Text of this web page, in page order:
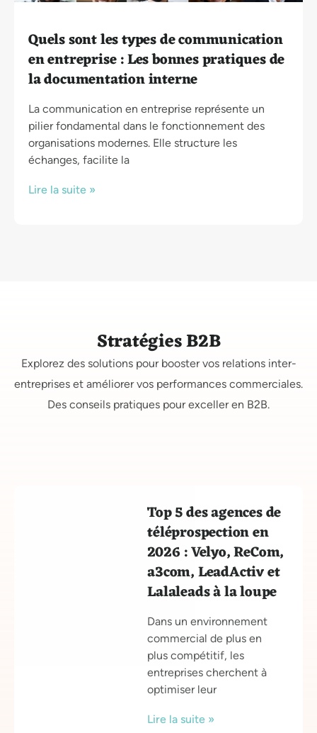
Quels sont les types de communication
en entreprise : Les bonnes pratiques de
la documentation interne
La communication en entreprise représente un
pilier fondamental dans le fonctionnement des
organisations modernes. Elle structure les
échanges, facilite la
Lire la suite »
Stratégies B2B
Explorez des solutions pour booster vos relations inter-
entreprises et améliorer vos performances commerciales.
Des conseils pratiques pour exceller en B2B.
Top 5 des agences de
téléprospection en
2026 : Velyo, ReCom,
a3com, LeadActiv et
Lalaleads à la loupe
Dans un environnement
commercial de plus en
plus compétitif, les
entreprises cherchent à
optimiser leur
Lire la suite »